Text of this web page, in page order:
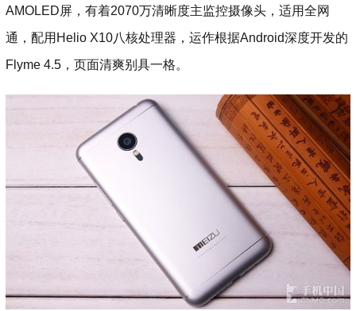
AMOLED屏，有着2070万清晰度主监控摄像头，适用全网
通，配用Helio X10八核处理器，运作根据Android深度开发的
Flyme 4.5，页面清爽别具一格。